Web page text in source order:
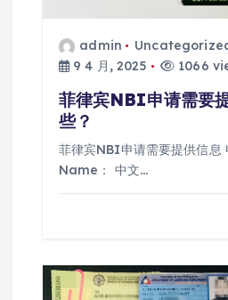
admin
9 4 月, 2025
1066
菲律宾NBI申请需要
些？
菲律宾NBI申请需要提供信息
Name： 中文…